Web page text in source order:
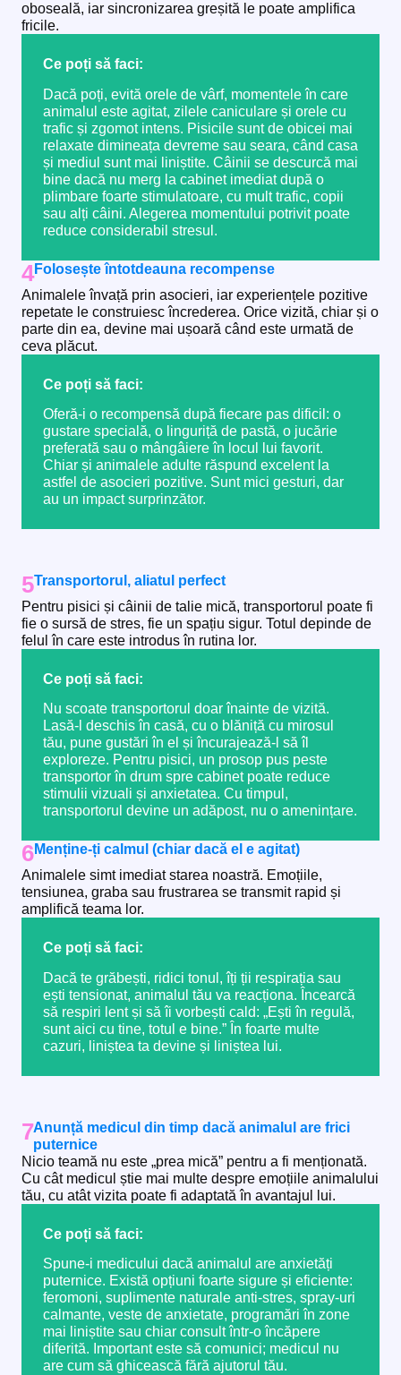
oboseală, iar sincronizarea greșită le poate amplifica
fricile.
Ce poți să faci:
Dacă poți, evită orele de vârf, momentele în care
animalul este agitat, zilele caniculare și orele cu
trafic și zgomot intens. Pisicile sunt de obicei mai
relaxate dimineața devreme sau seara, când casa
și mediul sunt mai liniștite. Câinii se descurcă mai
bine dacă nu merg la cabinet imediat după o
plimbare foarte stimulatoare, cu mult trafic, copii
sau alți câini. Alegerea momentului potrivit poate
reduce considerabil stresul.
4Folosește întotdeauna recompense
Animalele învață prin asocieri, iar experiențele pozitive
repetate le construiesc încrederea. Orice vizită, chiar și o
parte din ea, devine mai ușoară când este urmată de
ceva plăcut.
Ce poți să faci:
Oferă-i o recompensă după fiecare pas dificil: o
gustare specială, o linguriță de pastă, o jucărie
preferată sau o mângâiere în locul lui favorit.
Chiar și animalele adulte răspund excelent la
astfel de asocieri pozitive. Sunt mici gesturi, dar
au un impact surprinzător.
5Transportorul, aliatul perfect
Pentru pisici și câinii de talie mică, transportorul poate fi
fie o sursă de stres, fie un spațiu sigur. Totul depinde de
felul în care este introdus în rutina lor.
Ce poți să faci:
Nu scoate transportorul doar înainte de vizită.
Lasă-l deschis în casă, cu o blăniță cu mirosul
tău, pune gustări în el și încurajează-l să îl
exploreze. Pentru pisici, un prosop pus peste
transportor în drum spre cabinet poate reduce
stimulii vizuali și anxietatea. Cu timpul,
transportorul devine un adăpost, nu o amenințare.
6Menține-ți calmul (chiar dacă el e agitat)
Animalele simt imediat starea noastră. Emoțiile,
tensiunea, graba sau frustrarea se transmit rapid și
amplifică teama lor.
Ce poți să faci:
Dacă te grăbești, ridici tonul, îți ții respirația sau
ești tensionat, animalul tău va reacționa. Încearcă
să respiri lent și să îi vorbești cald: „Ești în regulă,
sunt aici cu tine, totul e bine.” În foarte multe
cazuri, liniștea ta devine și liniștea lui.
7Anunță medicul din timp dacă animalul are frici
puternice
Nicio teamă nu este „prea mică” pentru a fi menționată.
Cu cât medicul știe mai multe despre emoțiile animalului
tău, cu atât vizita poate fi adaptată în avantajul lui.
Ce poți să faci:
Spune-i medicului dacă animalul are anxietăți
puternice. Există opțiuni foarte sigure și eficiente:
feromoni, suplimente naturale anti-stres, spray-uri
calmante, veste de anxietate, programări în zone
mai liniștite sau chiar consult într-o încăpere
diferită. Important este să comunici; medicul nu
are cum să ghicească fără ajutorul tău.